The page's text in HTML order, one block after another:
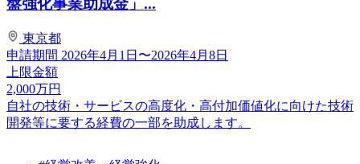
盤強化事業助成金」...
東京都
申請期間 2026年4月1日〜2026年4月8日
上限金額
2,000万円
自社の技術・サービスの高度化・高付加価値化に向けた技術
開発等に要する経費の一部を助成します。